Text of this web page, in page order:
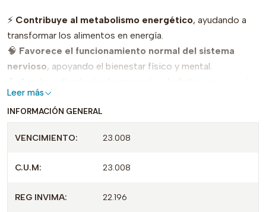
⚡ Contribuye al metabolismo energético, ayudando a
transformar los alimentos en energía.
🧠 Favorece el funcionamiento normal del sistema
nervioso, apoyando el bienestar físico y mental.
aporte de vitaminas del complejo B.
🩸Contribuye a la formación normal de glóbulos rojos
🛡️Apoya el mantenimiento de la salud general
de vitaminas del complejo B o con deficiencias, según
Leer más
INFORMACIÓN GENERAL
VENCIMIENTO: 23.008
C.U.M: 23.008
REG INVIMA: 22.196